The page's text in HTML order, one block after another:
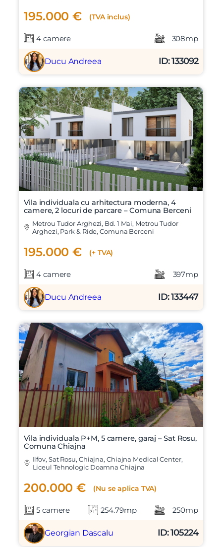
195.000 € (TVA inclus)
4 camere 308mp
Ducu Andreea ID: 133092
Vila individuala cu arhitectura moderna, 4
camere, 2 locuri de parcare – Comuna Berceni
Metrou Tudor Arghezi, Bd. 1 Mai, Metrou Tudor
Arghezi, Park & Ride, Comuna Berceni
195.000 € (+ TVA)
4 camere 397mp
Ducu Andreea ID: 133447
Vila individuala P+M, 5 camere, garaj – Sat Rosu,
Comuna Chiajna
Ilfov, Sat Rosu, Chiajna, Chiajna Medical Center,
Liceul Tehnologic Doamna Chiajna
200.000 € (Nu se aplica TVA)
5 camere 254.79mp 250mp
Georgian Dascalu ID: 105224